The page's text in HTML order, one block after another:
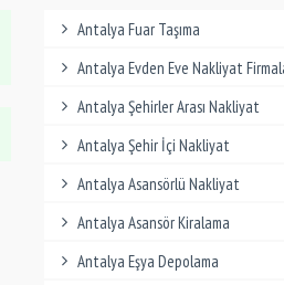
Antalya Fuar Taşıma
Antalya Evden Eve Nakliyat
Antalya Şehirler Arası Nakliyat
Antalya Şehir İçi Nakliyat
Antalya Asansörlü Nakliyat
Antalya Asansör Kiralama
Antalya Eşya Depolama